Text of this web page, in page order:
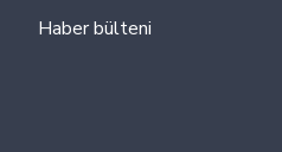
Haber bülteni